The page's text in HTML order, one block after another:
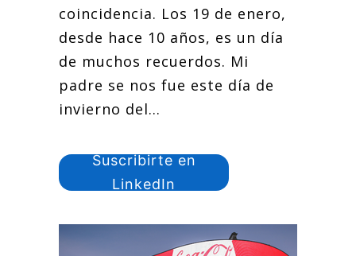
coincidencia. Los 19 de enero,
desde hace 10 años, es un día
de muchos recuerdos. Mi
padre se nos fue este día de
invierno del...
Suscribirte en
LinkedIn